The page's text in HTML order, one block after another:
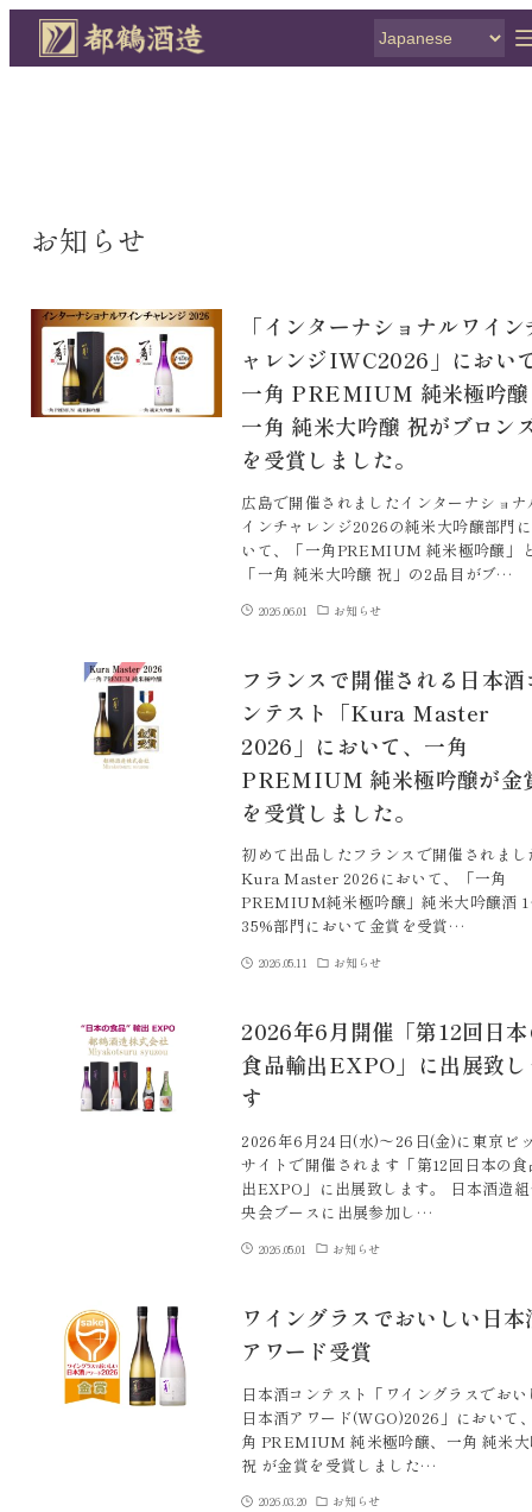
お知らせ
「インターナショナルワイン
ャレンジIWC2026」におい
一角 PREMIUM 純米極吟
一角 純米大吟醸 祝がブロン
を受賞しました。
広島で開催されましたインターナショナ
インチャレンジ2026の純米大吟醸部門
いて、「一角PREMIUM 純米極吟醸」
「一角 純米大吟醸 祝」の2品目がブ…
2026.06.01 お知らせ
フランスで開催される日本酒
ンテスト「Kura Master
2026」において、一角
PREMIUM 純米極吟醸が金
を受賞しました。
初めて出品したフランスで開催されまし
Kura Master 2026において、「一角
PREMIUM純米極吟醸」純米大吟醸酒
35%部門において金賞を受賞…
2026.05.11 お知らせ
2026年6月開催「第12回日
食品輸出EXPO」に出展致
す
2026年6月24日(水)～26日(金)に東京ビ
サイトで開催されます「第12回日本の
出EXPO」に出展致します。 日本酒造
央会ブースに出展参加し…
2026.05.01 お知らせ
ワイングラスでおいしい日本
アワード受賞
日本酒コンテスト「ワイングラスでお
日本酒アワード(WGO)2026」において
角 PREMIUM 純米極吟醸、一角 純米
祝 が金賞を受賞しました…
2026.03.20 お知らせ